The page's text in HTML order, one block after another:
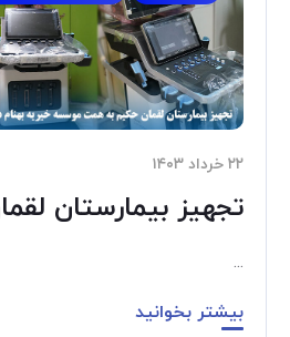
۲۲ خرداد ۱۴۰۳
تجهیز بیمارستان
...
بیشتر بخوانید